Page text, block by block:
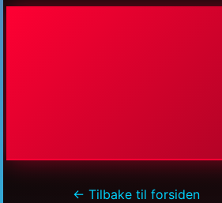
← Tilbake til forsiden